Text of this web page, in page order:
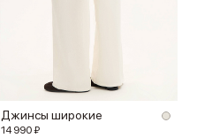
Джинсы широкие
14 990 ₽